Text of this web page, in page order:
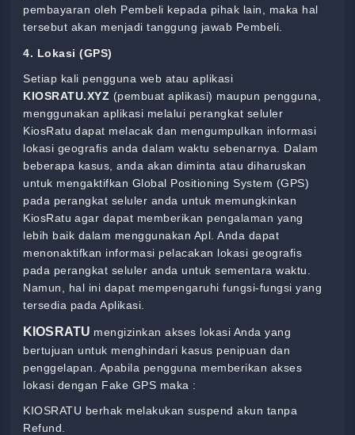
pembayaran oleh Pembeli kepada pihak lain, maka hal
tersebut akan menjadi tanggung jawab Pembeli.
4. Lokasi (GPS)
Setiap kali pengguna web atau aplikasi
KIOSRATU.XYZ (pembuat aplikasi) maupun pengguna,
menggunakan aplikasi melalui perangkat seluler
KiosRatu dapat melacak dan mengumpulkan informasi
lokasi geografis anda dalam waktu sebenarnya. Dalam
beberapa kasus, anda akan diminta atau diharuskan
untuk mengaktifkan Global Positioning System (GPS)
pada perangkat seluler anda untuk memungkinkan
KiosRatu agar dapat memberikan pengalaman yang
lebih baik dalam menggunakan Apl . Anda dapat
menonaktifkan informasi pelacakan lokasi geografis
pada perangkat seluler anda untuk sementara waktu.
Namun, hal ini dapat mempengaruhi fungsi-fungsi yang
tersedia pada Aplikasi.
KIOSRATU mengizinkan akses lokasi Anda yang
bertujuan untuk menghindari kasus penipuan dan
penggelapan. Apabila pengguna memberikan akses
lokasi dengan Fake GPS maka :
KIOSRATU berhak melakukan suspend akun tanpa
Refund.